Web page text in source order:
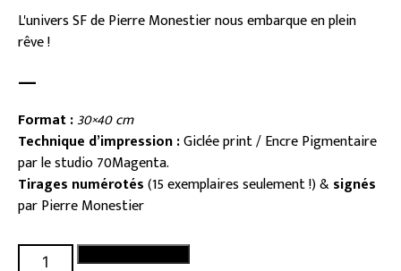
L'univers SF de Pierre Monestier nous embarque en plein
rêve !
—
Format :30×40 cm
Technique d’impression :Giclée print / Encre Pigmentaire
par le studio 70Magenta.
Tirages numérotés(15 exemplaires seulement !) &signés
par Pierre Monestier
quantité